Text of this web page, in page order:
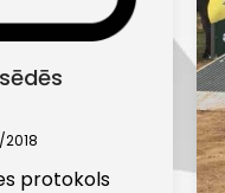
protokols